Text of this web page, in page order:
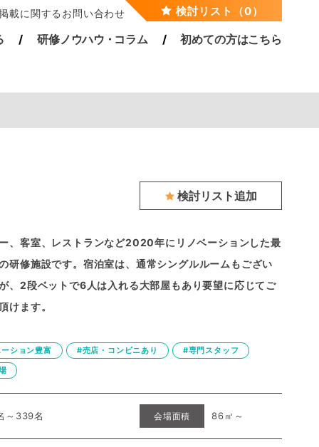
載に関するお問い合わせ 検討リスト（0）
研修ノウハウ・ コラム 初めての方はこちら
検討リスト追加
、客室、レストランなど2020年にリノベーションした最
研修施設です。宿泊室は、通常シングルルームもござい
、2段ベットで6人は入れる大部屋もあり要望に応じてご
けます。
ション豊富 #売店・コンビニあり
#専門スタッフ
～339名 会場面積 86㎡～